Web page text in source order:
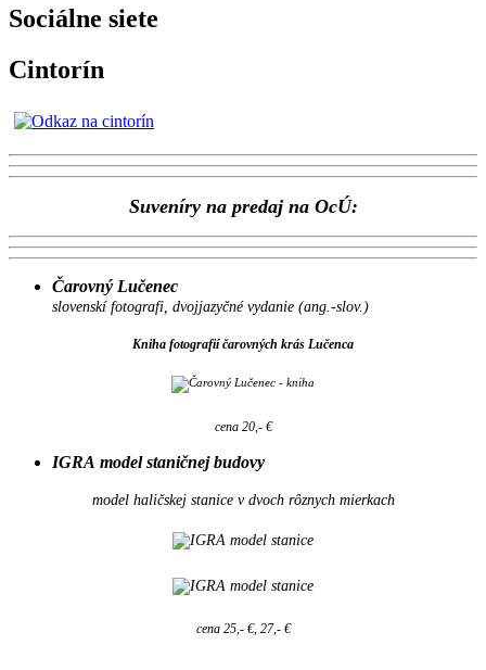
Sociálne siete
Cintorín
Suveníry na predaj na OcÚ:
Čarovný Lučenec
slovenskí fotografi, dvojjazyčné vydanie (ang.-slov.)
Kniha fotografií čarovných krás Lučenca
cena 20,- €
IGRA model staničnej budovy
model haličskej stanice v dvoch rôznych mierkach
cena 25,- €, 27,- €